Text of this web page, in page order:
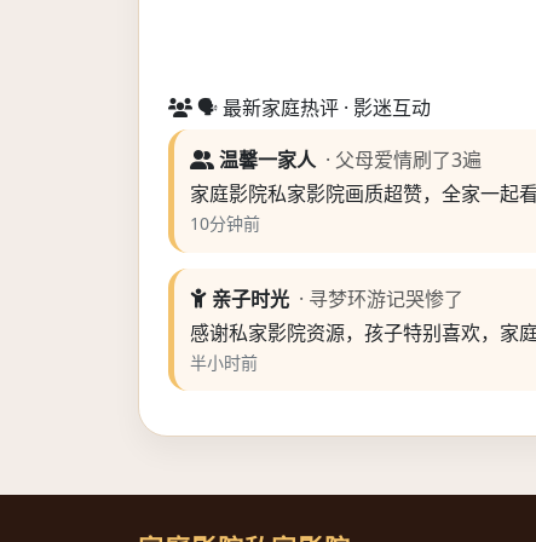
🗣️ 最新家庭热评 · 影迷互动
温馨一家人 · 父母爱情刷了3遍
家庭影院私家影院画质超赞，全家一起看
10分钟前
亲子时光 · 寻梦环游记哭惨了
感谢私家影院资源，孩子特别喜欢，家
半小时前